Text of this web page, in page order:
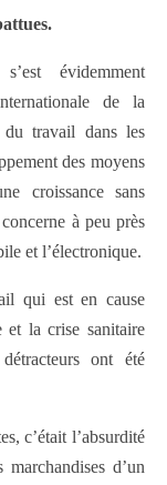
évidemment
de la
travail dans les
des moyens
croissance sans
à peu près
et l’électronique.
qui est en cause
et la crise sanitaire
ont été
c’était l’absurdité
d’un